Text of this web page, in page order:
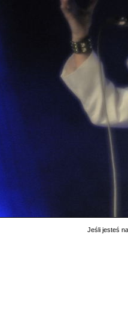
Jeśli jesteś